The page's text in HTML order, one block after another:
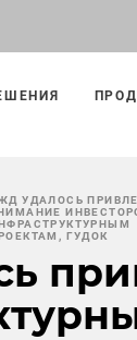
УДАЛОСЬ
ГУДОК